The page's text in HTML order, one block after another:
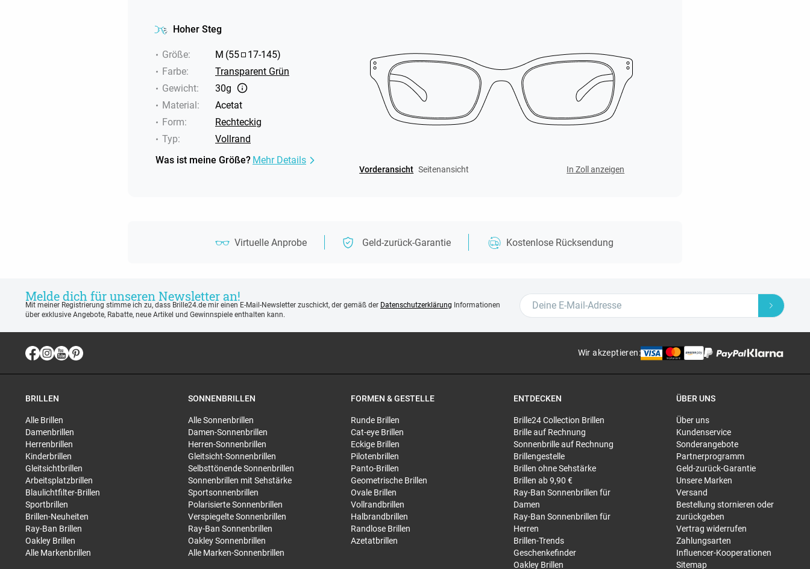
Hoher Steg
Größe: M (55 17-145)
Farbe:
Transparent Grün
Gewicht:
30g
Material:
Acetat
Form:
Rechteckig
Typ:
Vollrand
Was ist meine Größe? Mehr Details
Vorderansicht Seitenansicht In Zoll anzeigen
Virtuelle Anprobe Geld-zurück-Garantie Kostenlose Rücksendung
Melde dich für unseren Newsletter an!
Mit meiner Registrierung stimme ich zu, dass Brille24.de mir einen E-Mail-Newsletter zuschickt, der gemäß der Datenschutzerklärung Informationen
über exklusive Angebote, Rabatte, neue Artikel und Gewinnspiele enthalten kann.
Wir akzeptieren:
BRILLEN
Alle Brillen
Damenbrillen
Herrenbrillen
Kinderbrillen
Gleitsichtbrillen
Arbeitsplatzbrillen
Blaulichtfilter-Brillen
Sportbrillen
Brillen-Neuheiten
Ray-Ban Brillen
Oakley Brillen
Alle Markenbrillen
SONNENBRILLEN
Alle Sonnenbrillen
Damen-Sonnenbrillen
Herren-Sonnenbrillen
Gleitsicht-Sonnenbrillen
Selbsttönende Sonnenbrillen
Sonnenbrillen mit Sehstärke
Sportsonnenbrillen
Polarisierte Sonnenbrillen
Verspiegelte Sonnenbrillen
Ray-Ban Sonnenbrillen
Oakley Sonnenbrillen
Alle Marken-Sonnenbrillen
FORMEN & GESTELLE
Runde Brillen
Cat-eye Brillen
Eckige Brillen
Pilotenbrillen
Panto-Brillen
Geometrische Brillen
Ovale Brillen
Vollrandbrillen
Halbrandbrillen
Randlose Brillen
Azetatbrillen
ENTDECKEN
Brille24 Collection Brillen
Brille auf Rechnung
Sonnenbrille auf Rechnung
Brillengestelle
Brillen ohne Sehstärke
Brillen ab 9,90 €
Ray-Ban Sonnenbrillen für
Damen
Ray-Ban Sonnenbrillen für
Herren
Brillen-Trends
Geschenkefinder
Oakley Brillen
ÜBER UNS
Über uns
Kundenservice
Sonderangebote
Partnerprogramm
Geld-zurück-Garantie
Unsere Marken
Versand
Bestellung stornieren oder
zurückgeben
Vertrag widerrufen
Zahlungsarten
Influencer-Kooperationen
Sitemap